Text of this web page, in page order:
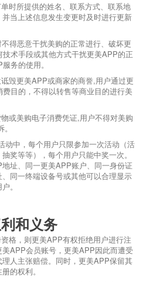
时所提供的姓名、联系方式、联系地
当上述信息发生变更时及时进行更新
得恶意干扰美购的正常进行、破坏更
术手段或其他方式干扰更美APP的正
务的使用。
毁更美APP或商家的商誉,用户通过更
目的，不得以转售等商业目的进行美
或美购电子消费凭证,用户不得对美购
动中，每个用户只限参加一次活动（活
奖等等），每个用户只能中奖一次。
址、同一更美APP账户、同一身份证
同一终端设备号或其他可以合理显示
。
和义务
格，则更美APP有权拒绝用户进行注
APP会员账号，更美APP因此而遭受
人主张赔偿。同时，更美APP保留其
的权利。